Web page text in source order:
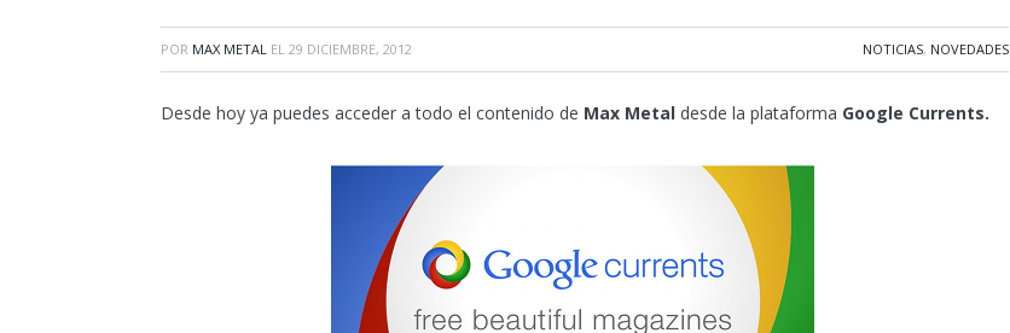
POR MAX METAL EL 29 DICIEMBRE, 2012 NOTICIAS, NOVEDADES
Desde hoy ya puedes acceder a todo el contenido de Max Metal desde la plataforma Google Currents.